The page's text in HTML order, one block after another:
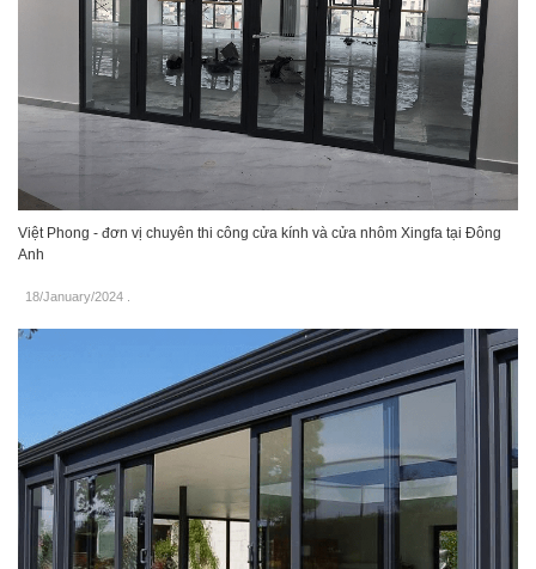
Việt Phong - đơn vị chuyên thi công cửa kính và cửa nhôm Xingfa tại Đông
Anh
18/January/2024